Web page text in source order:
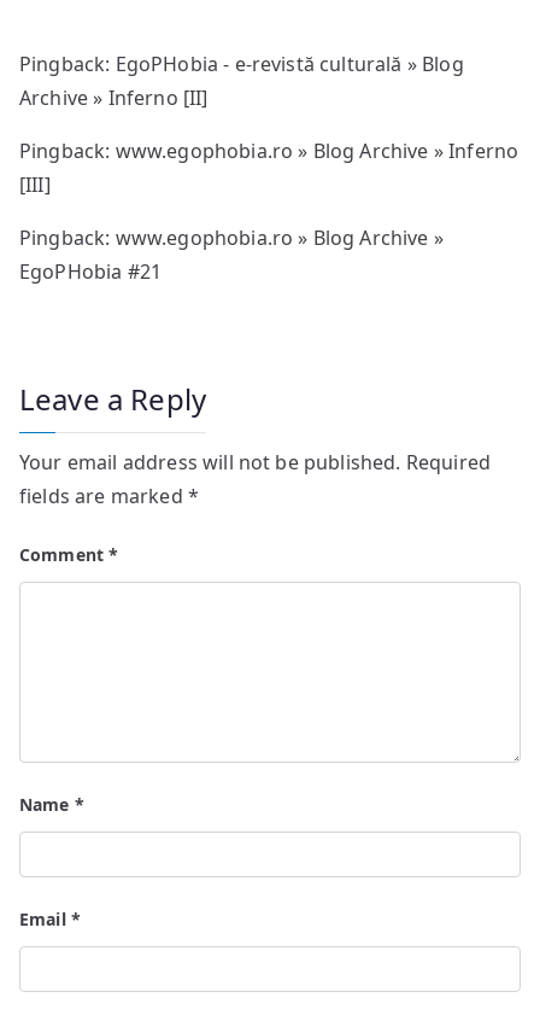
Pingback: EgoPHobia - e-revistă culturală » Blog
Archive » Inferno [II]
Pingback: www.egophobia.ro » Blog Archive » Inferno
[III]
Pingback: www.egophobia.ro » Blog Archive »
EgoPHobia #21
Leave a Reply
Your email address will not be published. Required
fields are marked *
Comment*
Name *
Email *